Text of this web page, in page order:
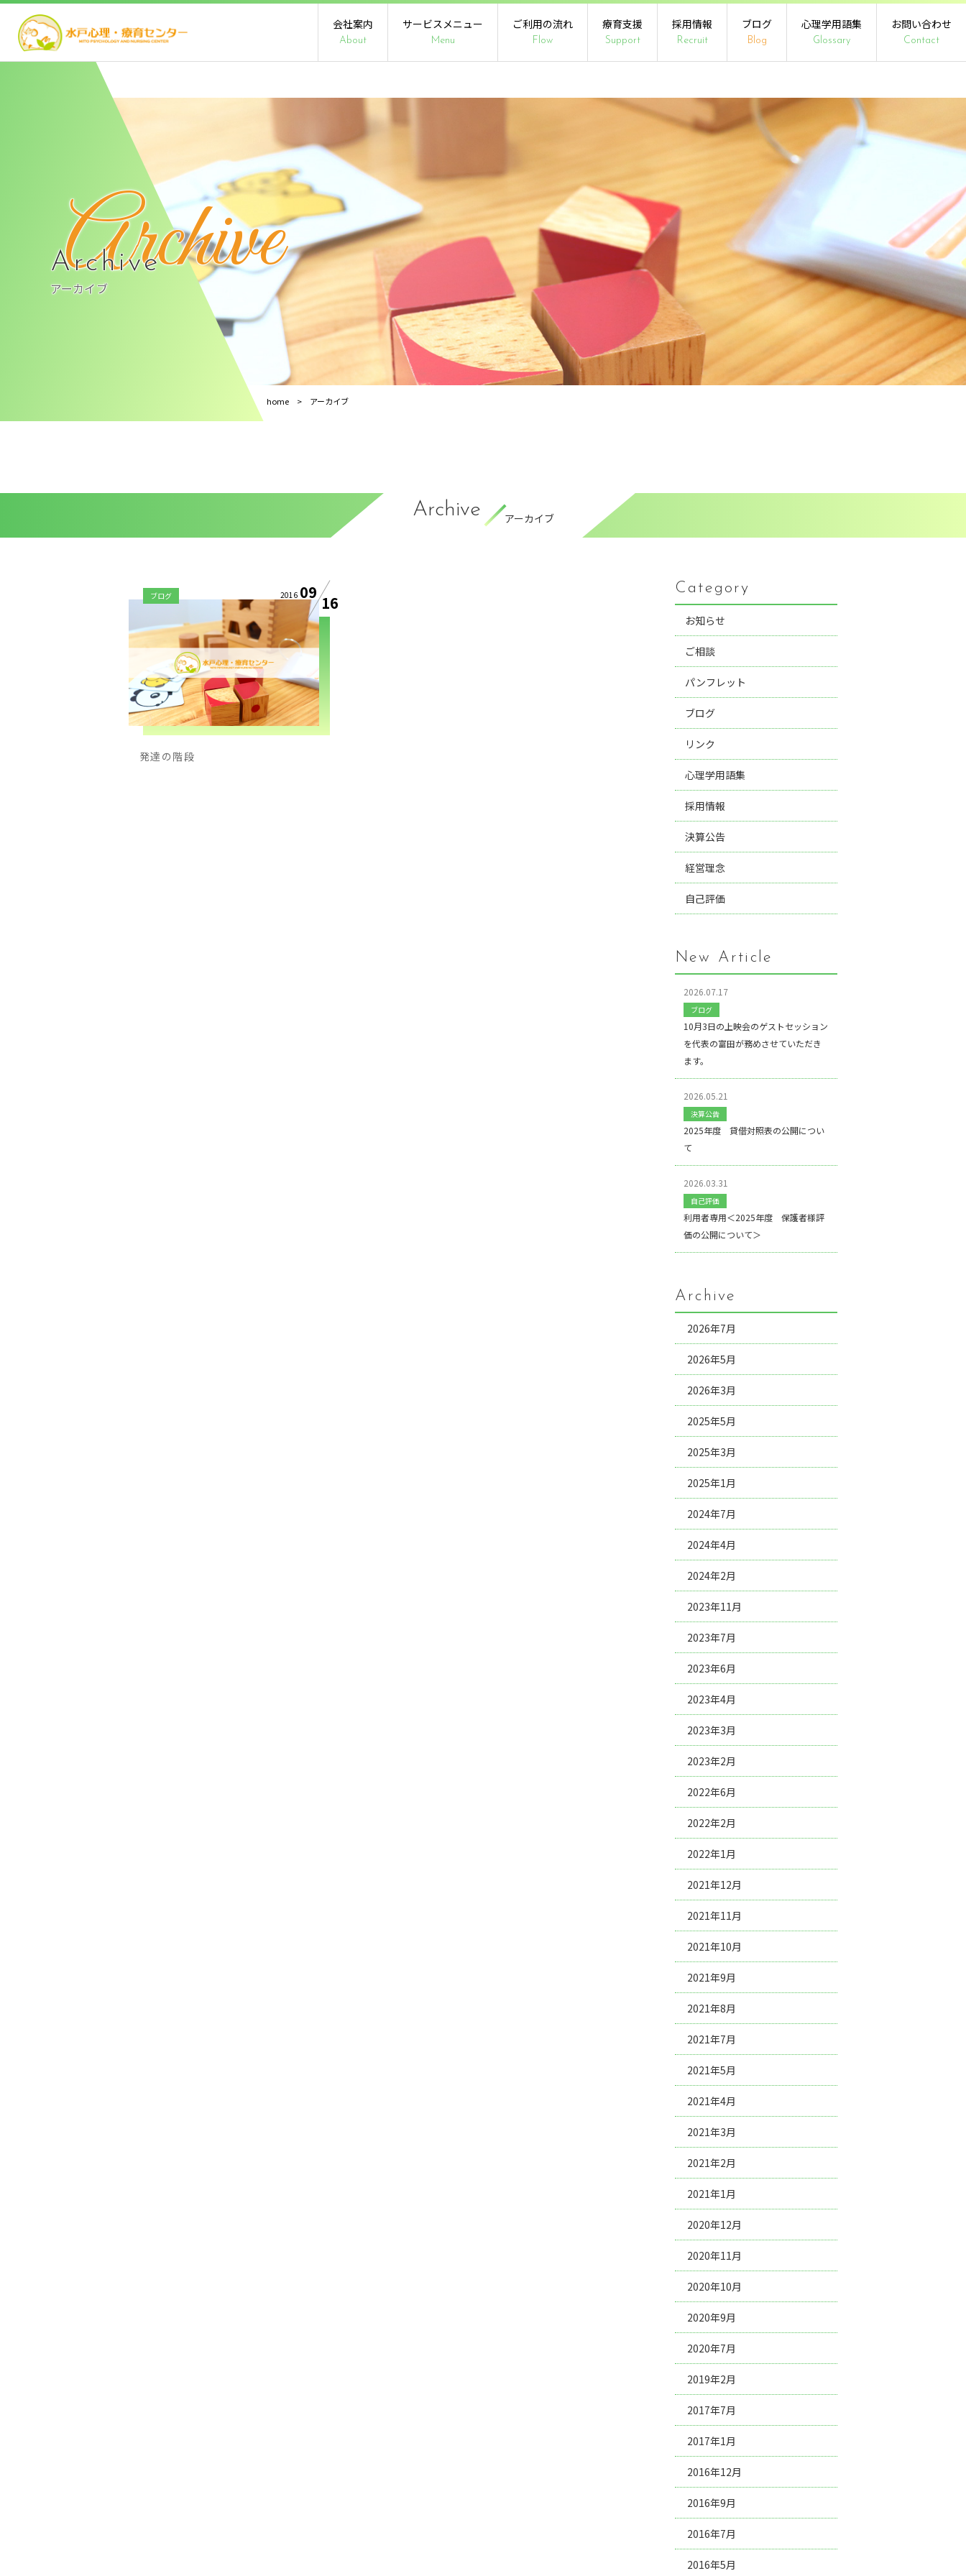
会社案内
About
サービスメニュー
Menu
ご利用の流れ
Flow
療育支援
Support
採用情報
Recruit
ブログ
Blog
心理学用語集
Glossary
お問い合わせ
Contact
Archive
Archive
アーカイブ
home アーカイブ
Archive アーカイブ
ブログ 2016 09
16
発達の階段
Category
お知らせ
ご相談
パンフレット
ブログ
リンク
心理学用語集
採用情報
決算公告
経営理念
自己評価
New Article
2026.07.17
ブログ
10月3日の上映会のゲストセッション
を代表の富田が務めさせていただき
ます。
2026.05.21
決算公告
2025年度 貸借対照表の公開につい
て
2026.03.31
自己評価
利用者専用＜2025年度 保護者様評
価の公開について＞
Archive
2026年7月
2026年5月
2026年3月
2025年5月
2025年3月
2025年1月
2024年7月
2024年4月
2024年2月
2023年11月
2023年7月
2023年6月
2023年4月
2023年3月
2023年2月
2022年6月
2022年2月
2022年1月
2021年12月
2021年11月
2021年10月
2021年9月
2021年8月
2021年7月
2021年5月
2021年4月
2021年3月
2021年2月
2021年1月
2020年12月
2020年11月
2020年10月
2020年9月
2020年7月
2019年2月
2017年7月
2017年1月
2016年12月
2016年9月
2016年7月
2016年5月